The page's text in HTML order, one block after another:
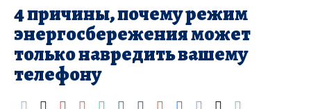
4 причины, почему режим
энергосбережения может
только навредить вашему
телефону